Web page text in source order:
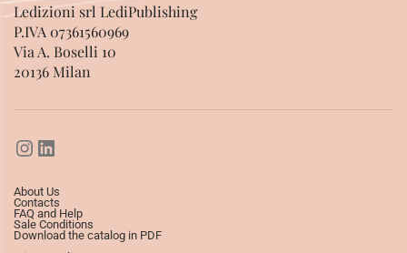
Ledizioni srl LediPublishing
P.IVA 07361560969
Via A. Boselli 10
20136 Milan
About Us
Contacts
FAQ and Help
Sale Conditions
Download the catalog in PDF